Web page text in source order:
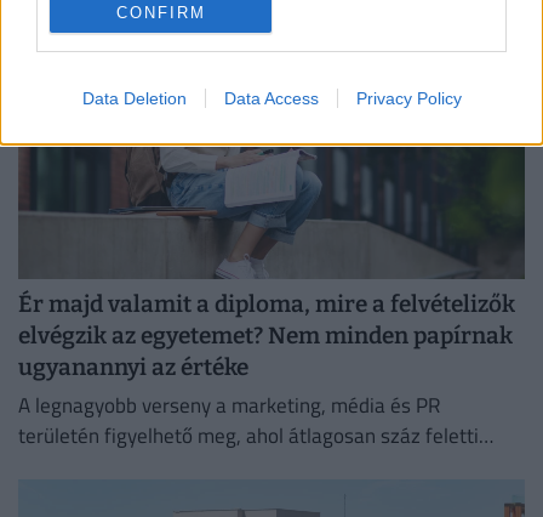
CONFIRM
Data Deletion Data Access Privacy Policy
Ér majd valamit a diploma, mire a felvételizők
elvégzik az egyetemet? Nem minden papírnak
ugyanannyi az értéke
A legnagyobb verseny a marketing, média és PR
területén figyelhető meg, ahol átlagosan száz feletti